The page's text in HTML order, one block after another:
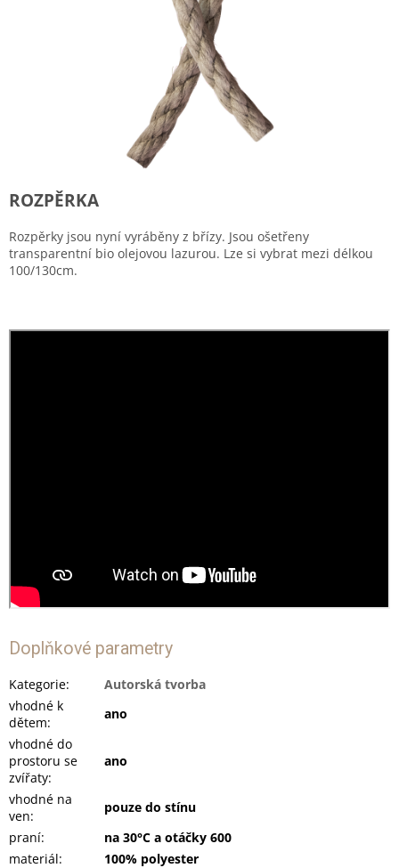
ROZPĚRKA
Rozpěrky jsou nyní vyráběny z břízy. Jsou ošetřeny
transparentní bio olejovou lazurou. Lze si vybrat mezi délkou
100/130cm.
Doplňkové parametry
Kategorie:
Autorská tvorba
vhodné k
dětem:
ano
vhodné do
prostoru se
zvířaty:
ano
vhodné na
ven:
pouze do stínu
praní:
na 30°C a otáčky 600
materiál:
100% polyester